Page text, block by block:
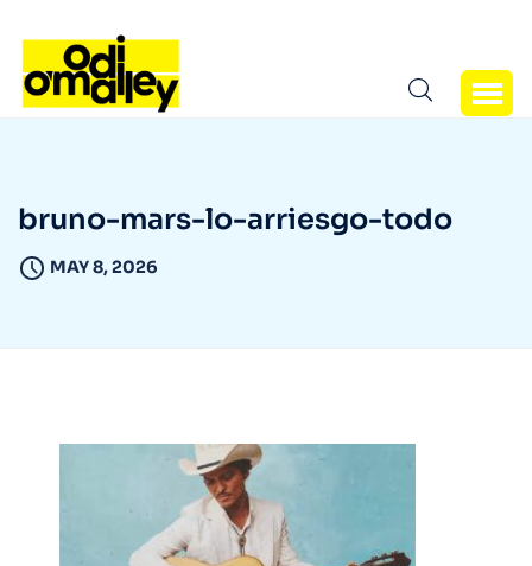
bruno-mars-lo-arriesgo-todo
MAY 8, 2026